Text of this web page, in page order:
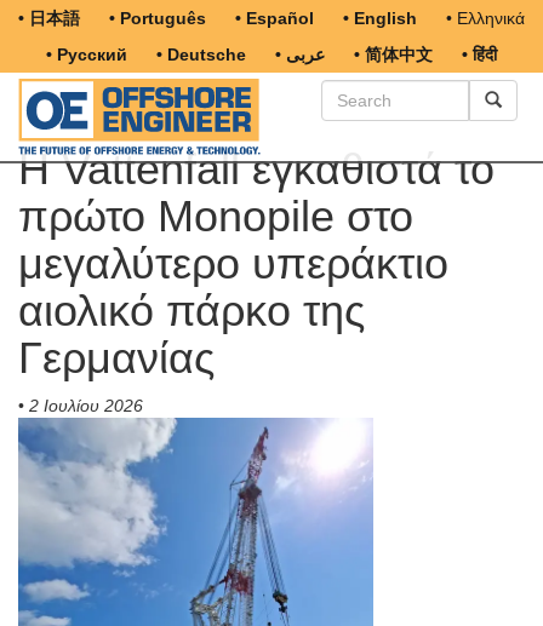
• 日本語 • Português • Español • English
• Ελληνικά
• Русский
• Deutsche • عربى • 简体中文 • हिंदी
Η Vattenfall εγκαθιστά το
πρώτο Monopile στο
μεγαλύτερο υπεράκτιο
αιολικό πάρκο της
Γερμανίας
• 2 Ιουλίου 2026